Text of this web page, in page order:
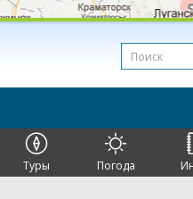
Туры Погода